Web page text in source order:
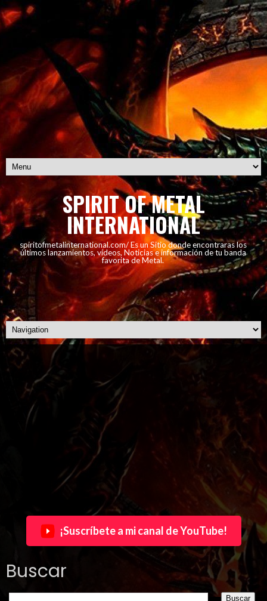
SPIRIT OF METAL
INTERNATIONAL
spiritofmetalinternational.com/ Es un Sitio donde encontraras los
últimos lanzamientos, vídeos, Noticias e información de tu banda
favorita de Metal.
¡Suscríbete a mi canal de YouTube!
Buscar